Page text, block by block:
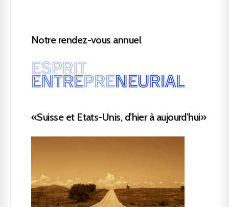
Notre rendez-vous annuel
«Suisse et Etats-Unis, d’hier à aujourd’hui»